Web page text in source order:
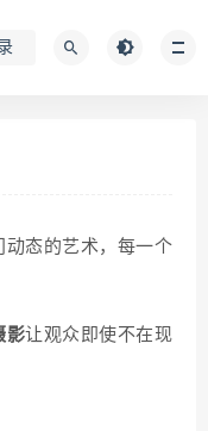
动态的艺术，每一个
影让观众即使不在现